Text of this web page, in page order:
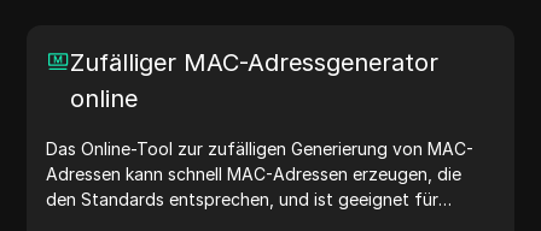
Geolokalisierung, Datenschutzprüfungen und mehr zu
generieren. Vereinfachen Sie Ihren Arbeitsablauf und
Sie jetzt IP-Adressen!
Zufälliger MAC-Adressgenerator
online
Das Online-Tool zur zufälligen Generierung von MAC-
Adressen kann schnell MAC-Adressen erzeugen, die
den Standards entsprechen, und ist geeignet für